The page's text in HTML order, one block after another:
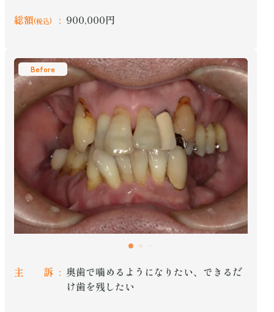
総額(税込) 900,000円
Before
主 訴
奥歯で噛めるようになりたい、できるだ
け歯を残したい